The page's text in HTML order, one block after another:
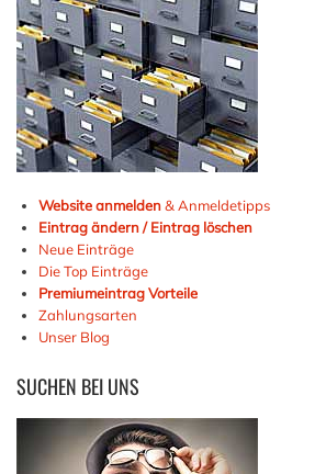
Website anmelden& Anmeldetipps
Eintrag ändern / Eintrag löschen
Neue Einträge
Die Top Einträge
Premiumeintrag Vorteile
Zahlungsarten
Unser Blog
SUCHEN BEI UNS